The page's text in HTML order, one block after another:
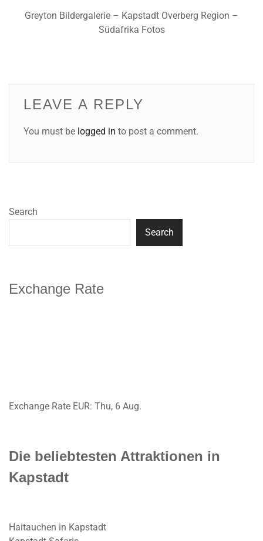
Greyton Bildergalerie – Kapstadt Overberg Region –
Südafrika Fotos
LEAVE A REPLY
You must be logged in to post a comment.
Search
Search
Exchange Rate
Exchange Rate EUR: Thu, 6 Aug.
Die beliebtesten Attraktionen in
Kapstadt
Haitauchen in Kapstadt